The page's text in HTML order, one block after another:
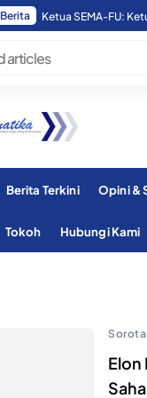
Berita Ketua SEMA-FU:
Berita Terkini Opini &
Tokoh Hubungi Kami
Elon